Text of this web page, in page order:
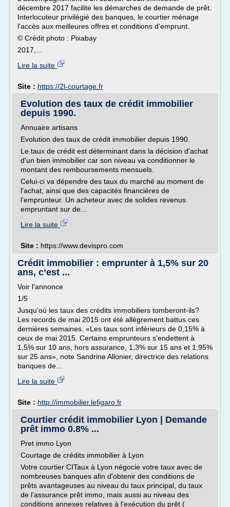
décembre 2017 facilite les démarches de demande de prêt.
Interlocuteur privilégié des banques, le courtier ménage
l'accès aux meilleures offres et conditions d'emprunt.
© Crédit photo : Pixabay
2017,...
Lire la suite
Site : https://2l-courtage.fr
Evolution des taux de crédit immobilier
depuis 1990.
Annuaire artisans
Evolution des taux de crédit immobilier depuis 1990.
Le taux de crédit est déterminant dans la décision d'achat
d'un bien immobilier car son niveau va conditionner le
montant des remboursements mensuels.
Celui-ci va dépendre des taux du marché au moment de
l'achat, ainsi que des capacités financières de
l'emprunteur. Un acheteur avec de solides revenus
empruntant sur de...
Lire la suite
Site : https://www.devispro.com
Crédit immobilier : emprunter à 1,5% sur 20
ans, c’est ...
Voir l'annonce
1/5
Jusqu'où les taux des crédits immobiliers tomberont-ils?
Les records de mai 2015 ont été allègrement battus ces
dernières semaines. «Les taux sont inférieurs de 0,15% à
ceux de mai 2015. Certains emprunteurs s'endettent à
1,5% sur 10 ans, hors assurance, 1,3% sur 15 ans et 1,95%
sur 25 ans», note Sandrine Allonier, directrice des relations
banques de...
Lire la suite
Site : http://immobilier.lefigaro.fr
Courtier crédit immobilier Lyon | Demande
prêt immo 0.8% ...
Pret immo Lyon
Courtage de crédits immobilier à Lyon
Votre courtier CITaux à Lyon négocie votre taux avec de
nombreuses banques afin d'obtenir des conditions de
prêts avantageuses au niveau du taux principal, du taux
de l'assurance prêt immo, mais aussi au niveau des
conditions annexes relatives à l'exécution du prêt (